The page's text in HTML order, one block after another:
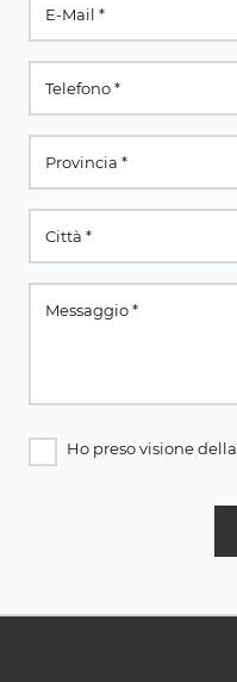
Ho preso visione della